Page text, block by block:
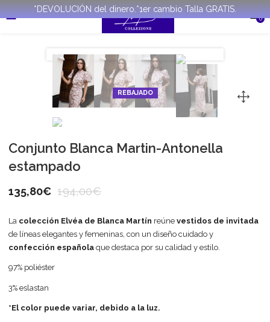
*DEVOLUCIÓN del dinero.*1er cambio Talla GRATIS.
0
REBAJADO
Conjunto Blanca Martin-Antonella
estampado
135,80€ 194,00€
La colección Elvéa de Blanca Martín reúnevestidos de invitada
de líneas elegantes y femeninas, con un diseño cuidado y
confección española que destaca por su calidad y estilo.
97% poliéster
3% eslastan
*El color puede variar, debido a la luz.